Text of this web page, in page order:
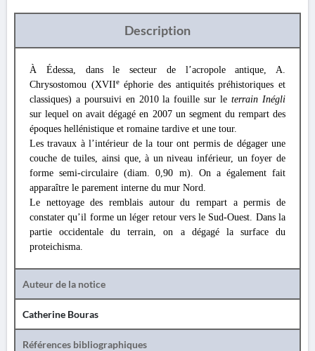
Description
À Édessa, dans le secteur de l’acropole antique, A.
Chrysostomou (XVIIeéphorie des antiquités préhistoriques et
classiques) a poursuivi en 2010 la fouille sur leterrain Inégli
sur lequel on avait dégagé en 2007 un segment du rempart des
époques hellénistique et romaine tardive et une tour.
Les travaux à l’intérieur de la tour ont permis de dégager une
couche de tuiles, ainsi que, à un niveau inférieur, un foyer de
forme semi-circulaire (diam. 0,90 m). On a également fait
apparaître le parement interne du mur Nord.
Le nettoyage des remblais autour du rempart a permis de
constater qu’il forme un léger retour vers le Sud-Ouest. Dans la
partie occidentale du terrain, on a dégagé la surface du
proteichisma.
Auteur de la notice
Catherine Bouras
Références bibliographiques